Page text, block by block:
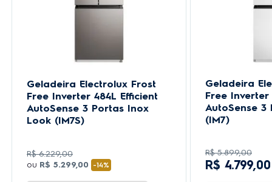
Geladeira Electrolux Frost
Free Inverter 484L Efficient
AutoSense 3 Portas Inox
Look (IM7S)
R$ 6.229,00
ou R$ 5.299,00 -14%
Geladeira
Free Inverter
AutoSense 3
(IM7)
R$ 5.899,00
R$ 4.799,00